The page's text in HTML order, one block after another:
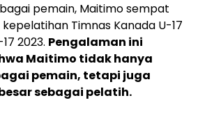
pemain, Maitimo sempat
Timnas Kanada U-17
2023. Pengalaman ini
Maitimo tidak hanya
pemain, tetapi juga
sebagai pelatih.